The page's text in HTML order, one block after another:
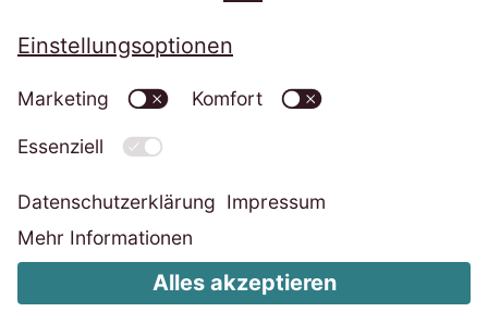
Datenschutzerklärung
Code of Conduct
Whistleblower System